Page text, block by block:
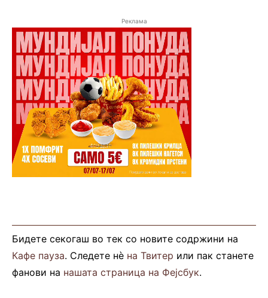
Реклама
Бидете секогаш во тек со новите содржини на
Кафе пауза. Следете нè на Твитер или пак станете
фанови на нашата страница на Фејсбук.